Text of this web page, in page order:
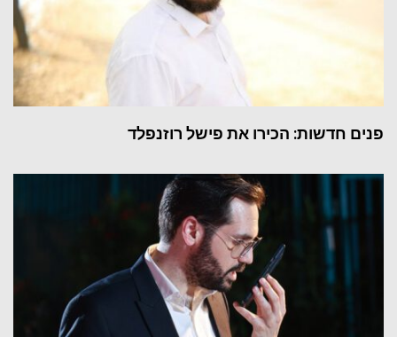
פנים חדשות: הכירו את פישל רוזנפלד